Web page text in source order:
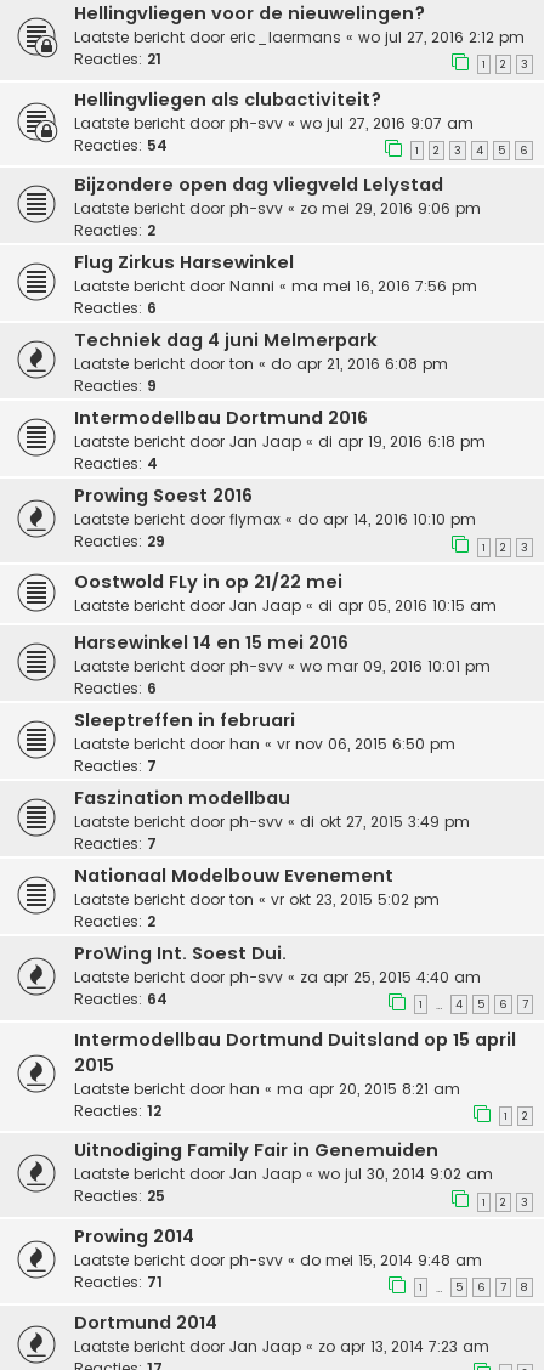
Hellingvliegen voor de nieuwelingen?
Laatste bericht door eric_laermans « wo jul 27, 2016 2:12 pm
Reacties: 21 1 2 3
Hellingvliegen als clubactiviteit?
Laatste bericht door ph-svv « wo jul 27, 2016 9:07 am
Reacties: 54 1 2 3 4 5 6
Bijzondere open dag vliegveld Lelystad
Laatste bericht door ph-svv « zo mei 29, 2016 9:06 pm
Reacties: 2
Flug Zirkus Harsewinkel
Laatste bericht door Nanni « ma mei 16, 2016 7:56 pm
Reacties: 6
Techniek dag 4 juni Melmerpark
Laatste bericht door ton « do apr 21, 2016 6:08 pm
Reacties: 9
Intermodellbau Dortmund 2016
Laatste bericht door Jan Jaap « di apr 19, 2016 6:18 pm
Reacties: 4
Prowing Soest 2016
Laatste bericht door flymax « do apr 14, 2016 10:10 pm
Reacties: 29 1 2 3
Oostwold FLy in op 21/22 mei
Laatste bericht door Jan Jaap « di apr 05, 2016 10:15 am
Harsewinkel 14 en 15 mei 2016
Laatste bericht door ph-svv « wo mar 09, 2016 10:01 pm
Reacties: 6
Sleeptreffen in februari
Laatste bericht door han « vr nov 06, 2015 6:50 pm
Reacties: 7
Faszination modellbau
Laatste bericht door ph-svv « di okt 27, 2015 3:49 pm
Reacties: 7
Nationaal Modelbouw Evenement
Laatste bericht door ton « vr okt 23, 2015 5:02 pm
Reacties: 2
ProWing Int. Soest Dui.
Laatste bericht door ph-svv « za apr 25, 2015 4:40 am
Reacties: 64 1 … 4 5 6 7
Intermodellbau Dortmund Duitsland op 15 april
2015
Laatste bericht door han « ma apr 20, 2015 8:21 am
Reacties: 12 1 2
Uitnodiging Family Fair in Genemuiden
Laatste bericht door Jan Jaap « wo jul 30, 2014 9:02 am
Reacties: 25 1 2 3
Prowing 2014
Laatste bericht door ph-svv « do mei 15, 2014 9:48 am
Reacties: 71 1 … 5 6 7 8
Dortmund 2014
Laatste bericht door Jan Jaap « zo apr 13, 2014 7:23 am